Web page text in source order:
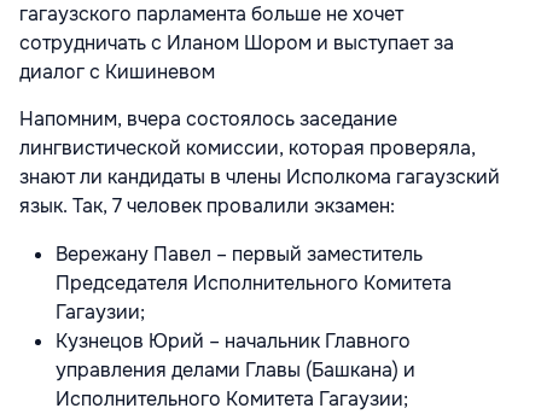
гагаузского парламента больше не хочет
сотрудничать с Иланом Шором и выступает за
диалог с Кишиневом
Напомним, вчера состоялось заседание
лингвистической комиссии, которая проверяла,
знают ли кандидаты в члены Исполкома гагаузский
язык. Так, 7 человек провалили экзамен:
Вережану Павел – первый заместитель
Председателя Исполнительного Комитета
Гагаузии;
Кузнецов Юрий – начальник Главного
управления делами Главы (Башкана) и
Исполнительного Комитета Гагаузии;